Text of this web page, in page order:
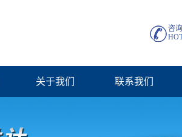
咨
关于我们 联系我们